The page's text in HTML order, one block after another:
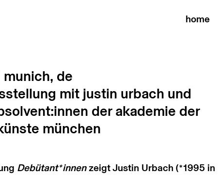
home
de
mit justin urbach und
der akademie der
münchen
Debütant*innenzeigt Justin Urbach (*1995 in